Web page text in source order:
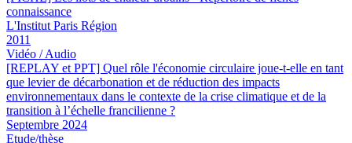
connaissance
L'Institut Paris Région
2011
Vidéo / Audio
[REPLAY et PPT] Quel rôle l'économie circulaire joue-t-elle en tant
que levier de décarbonation et de réduction des impacts
environnementaux dans le contexte de la crise climatique et de la
transition à l’échelle francilienne ?
Septembre 2024
Etude/thèse